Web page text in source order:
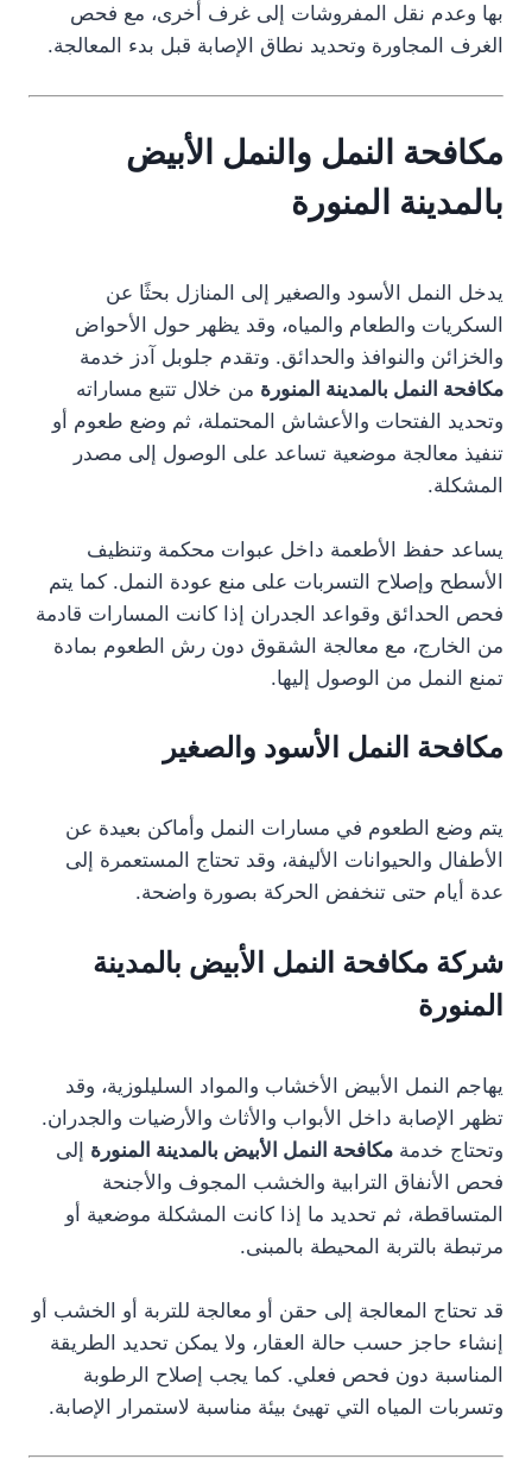
بها وعدم نقل المفروشات إلى غرف أخرى، مع فحص
الغرف المجاورة وتحديد نطاق الإصابة قبل بدء المعالجة.
مكافحة النمل والنمل الأبيض
بالمدينة المنورة
يدخل النمل الأسود والصغير إلى المنازل بحثًا عن
السكريات والطعام والمياه، وقد يظهر حول الأحواض
والخزائن والنوافذ والحدائق. وتقدم جلوبل آدز خدمة
مكافحة النمل بالمدينة المنورة من خلال تتبع مساراته
وتحديد الفتحات والأعشاش المحتملة، ثم وضع طعوم أو
تنفيذ معالجة موضعية تساعد على الوصول إلى مصدر
المشكلة.
يساعد حفظ الأطعمة داخل عبوات محكمة وتنظيف
الأسطح وإصلاح التسربات على منع عودة النمل. كما يتم
فحص الحدائق وقواعد الجدران إذا كانت المسارات قادمة
من الخارج، مع معالجة الشقوق دون رش الطعوم بمادة
تمنع النمل من الوصول إليها.
مكافحة النمل الأسود والصغير
يتم وضع الطعوم في مسارات النمل وأماكن بعيدة عن
الأطفال والحيوانات الأليفة، وقد تحتاج المستعمرة إلى
عدة أيام حتى تنخفض الحركة بصورة واضحة.
شركة مكافحة النمل الأبيض بالمدينة
المنورة
يهاجم النمل الأبيض الأخشاب والمواد السليلوزية، وقد
تظهر الإصابة داخل الأبواب والأثاث والأرضيات والجدران.
وتحتاج خدمة مكافحة النمل الأبيض بالمدينة المنورة إلى
فحص الأنفاق الترابية والخشب المجوف والأجنحة
المتساقطة، ثم تحديد ما إذا كانت المشكلة موضعية أو
مرتبطة بالتربة المحيطة بالمبنى.
قد تحتاج المعالجة إلى حقن أو معالجة للتربة أو الخشب أو
إنشاء حاجز حسب حالة العقار، ولا يمكن تحديد الطريقة
المناسبة دون فحص فعلي. كما يجب إصلاح الرطوبة
وتسربات المياه التي تهيئ بيئة مناسبة لاستمرار الإصابة.